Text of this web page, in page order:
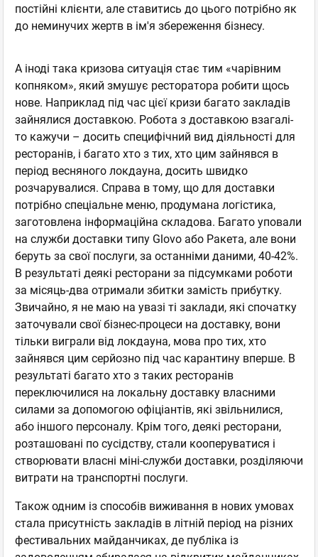
постійні клієнти, але ставитись до цього потрібно як
до неминучих жертв в ім'я збереження бізнесу.
А іноді така кризова ситуація стає тим «чарівним
копняком», який змушує ресторатора робити щось
нове. Наприклад під час цієї кризи багато закладів
зайнялися доставкою. Робота з доставкою взагалі-
то кажучи – досить специфічний вид діяльності для
ресторанів, і багато хто з тих, хто цим зайнявся в
період весняного локдауна, досить швидко
розчарувалися. Справа в тому, що для доставки
потрібно спеціальне меню, продумана логістика,
заготовлена інформаційна складова. Багато уповали
на служби доставки типу Glovo або Ракета, але вони
беруть за свої послуги, за останніми даними, 40-42%.
В результаті деякі ресторани за підсумками роботи
за місяць-два отримали збитки замість прибутку.
Звичайно, я не маю на увазі ті заклади, які спочатку
заточували свої бізнес-процеси на доставку, вони
тільки виграли від локдауна, мова про тих, хто
зайнявся цим серйозно під час карантину вперше. В
результаті багато хто з таких ресторанів
переключилися на локальну доставку власними
силами за допомогою офіціантів, які звільнилися,
або іншого персоналу. Крім того, деякі ресторани,
розташовані по сусідству, стали кооперуватися і
створювати власні міні-служби доставки, розділяючи
витрати на транспортні послуги.
Також одним із способів виживання в нових умовах
стала присутність закладів в літній період на різних
фестивальних майданчиках, де публіка із